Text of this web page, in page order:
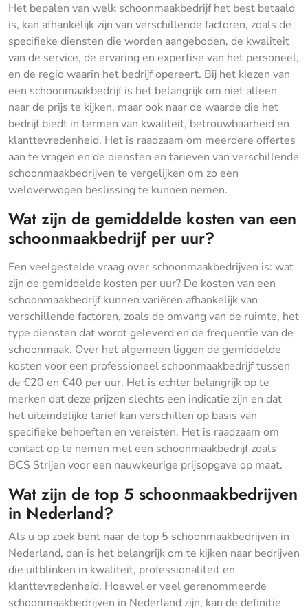
Het bepalen van welk schoonmaakbedrijf het best betaald
is, kan afhankelijk zijn van verschillende factoren, zoals de
specifieke diensten die worden aangeboden, de kwaliteit
van de service, de ervaring en expertise van het personeel,
en de regio waarin het bedrijf opereert. Bij het kiezen van
een schoonmaakbedrijf is het belangrijk om niet alleen
naar de prijs te kijken, maar ook naar de waarde die het
bedrijf biedt in termen van kwaliteit, betrouwbaarheid en
klanttevredenheid. Het is raadzaam om meerdere offertes
aan te vragen en de diensten en tarieven van verschillende
schoonmaakbedrijven te vergelijken om zo een
weloverwogen beslissing te kunnen nemen.
Wat zijn de gemiddelde kosten van een
schoonmaakbedrijf per uur?
Een veelgestelde vraag over schoonmaakbedrijven is: wat
zijn de gemiddelde kosten per uur? De kosten van een
schoonmaakbedrijf kunnen variëren afhankelijk van
verschillende factoren, zoals de omvang van de ruimte, het
type diensten dat wordt geleverd en de frequentie van de
schoonmaak. Over het algemeen liggen de gemiddelde
kosten voor een professioneel schoonmaakbedrijf tussen
de €20 en €40 per uur. Het is echter belangrijk op te
merken dat deze prijzen slechts een indicatie zijn en dat
het uiteindelijke tarief kan verschillen op basis van
specifieke behoeften en vereisten. Het is raadzaam om
contact op te nemen met een schoonmaakbedrijf zoals
BCS Strijen voor een nauwkeurige prijsopgave op maat.
Wat zijn de top 5 schoonmaakbedrijven
in Nederland?
Als u op zoek bent naar de top 5 schoonmaakbedrijven in
Nederland, dan is het belangrijk om te kijken naar bedrijven
die uitblinken in kwaliteit, professionaliteit en
klanttevredenheid. Hoewel er veel gerenommeerde
schoonmaakbedrijven in Nederland zijn, kan de definitie